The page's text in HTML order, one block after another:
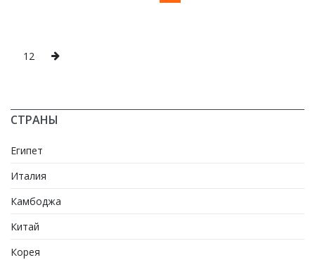
12
СТРАНЫ
Египет
Италия
Камбоджа
Китай
Корея